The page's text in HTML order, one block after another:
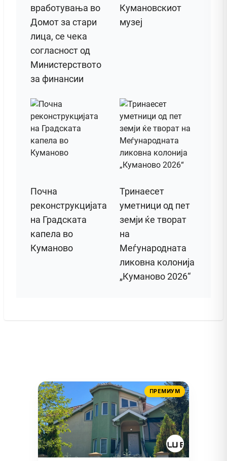
вработувања во
Домот за стари
лица, се чека
согласност од
Министерството
за финансии
Кумановскиот
музеј
Почна
реконструкцијата
на Градската
капела во
Куманово
Тринаесет
уметници од пет
земји ќе творат
на
Меѓународната
ликовна колонија
„Куманово 2026“
ПРЕМИУМ